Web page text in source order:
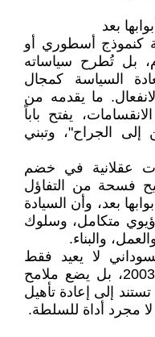
بعد
كنموذج أسطوري أو
بل تُطرح سياساته
السياسة كمجال
ما يقدمه من
يفتح باباً
إلى الجراح"، وتبني
عقلانية في خضم
فسحة من التفاؤل
بعد، وأن السيادة
متكامل، وسلوك
والبناء.
لا يعيد فقط
تعريف القيادة في عراق ما بعد 2003، بل يضع ملامح
إلى إعادة تأهيل
مجرد أداة للسلطة.